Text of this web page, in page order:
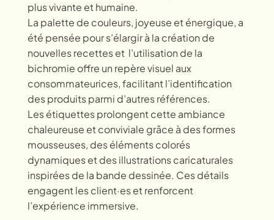
plus vivante et humaine.
La palette de couleurs, joyeuse et énergique, a
été pensée pour s’élargir à la création de
nouvelles recettes et l’utilisation de la
bichromie offre un repère visuel aux
consommateurices, facilitant l’identification
des produits parmi d’autres références.
Les étiquettes prolongent cette ambiance
chaleureuse et conviviale grâce à des formes
mousseuses, des éléments colorés
dynamiques et des illustrations caricaturales
inspirées de la bande dessinée. Ces détails
engagent les client·es et renforcent
l’expérience immersive.